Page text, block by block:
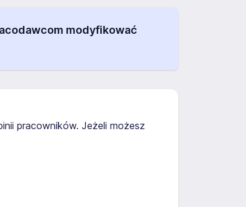
modyfikować
pracowników. Jeżeli możesz